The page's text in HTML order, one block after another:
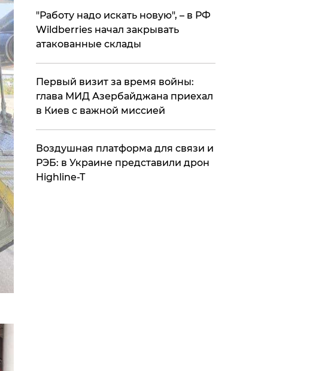
"Работу надо искать новую", – в РФ
Wildberries начал закрывать
атакованные склады
Первый визит за время войны:
глава МИД Азербайджана приехал
в Киев с важной миссией
Воздушная платформа для связи и
РЭБ: в Украине представили дрон
Highline-T